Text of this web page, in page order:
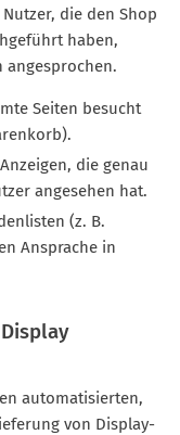
die den Shop
haben,
angesprochen.
Seiten besucht
die genau
angesehen hat.
(z. B.
Ansprache in
automatisierten,
von Display-